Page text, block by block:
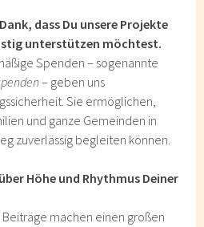
dass Du unsere Projekte
unterstützen möchtest.
Spenden – sogenannte
– geben uns
Sie ermöglichen,
und ganze Gemeinden in
zuverlässig begleiten können.
Höhe und Rhythmus Deiner
machen einen großen